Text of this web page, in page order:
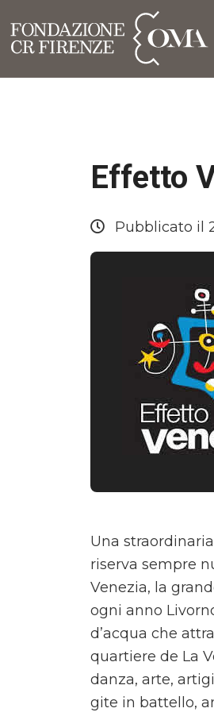
Effetto
Pubblicato il
Una
riserva sempre
Venezia, la
ogni anno
d’acqua che
quartiere de La
danza, arte,
gite in battello,